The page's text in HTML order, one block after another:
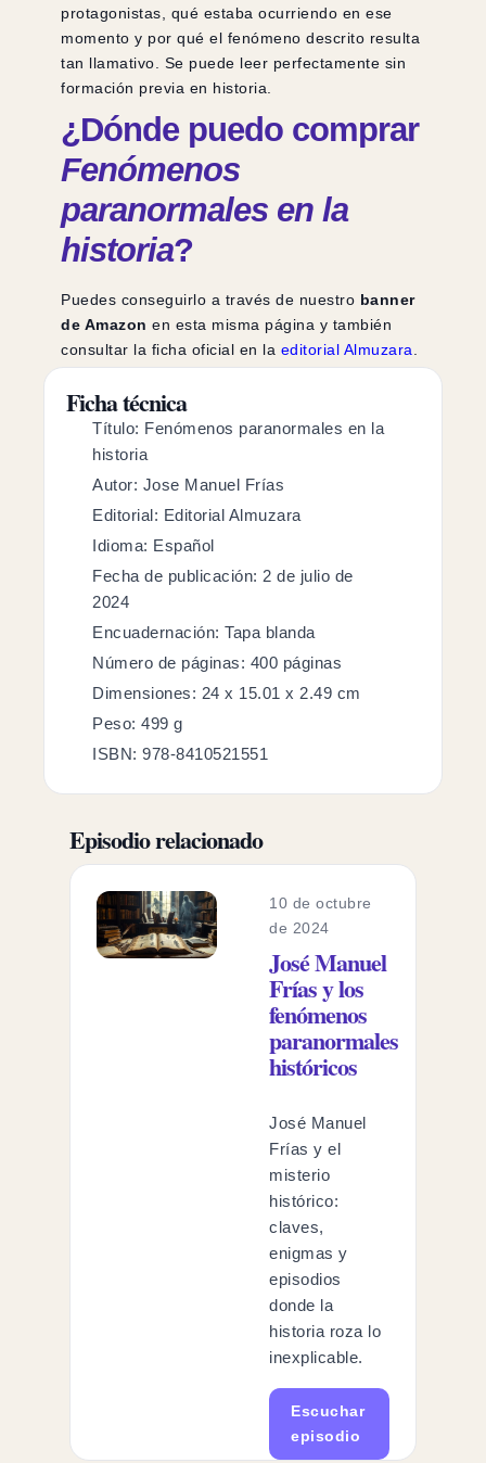
protagonistas, qué estaba ocurriendo en ese
momento y por qué el fenómeno descrito resulta
tan llamativo. Se puede leer perfectamente sin
formación previa en historia.
¿Dónde puedo comprar
Fenómenos
paranormales en la
historia?
Puedes conseguirlo a través de nuestro banner
de Amazon en esta misma página y también
consultar la ficha oficial en la editorial Almuzara
Ficha técnica
Título: Fenómenos paranormales en la
historia
Autor: Jose Manuel Frías
Editorial: Editorial Almuzara
Idioma: Español
Fecha de publicación: 2 de julio de
2024
Encuadernación: Tapa blanda
Número de páginas: 400 páginas
Dimensiones: 24 x 15.01 x 2.49 cm
Peso: 499 g
ISBN: 978-8410521551
Episodio relacionado
10 de octubre
de 2024
José Manuel
Frías y los
fenómenos
paranormales
históricos
José Manuel
Frías y el
misterio
histórico:
claves,
enigmas y
episodios
donde la
historia roza lo
inexplicable.
Escuchar
episodio